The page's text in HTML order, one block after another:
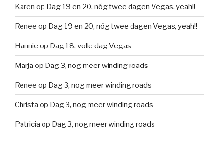
Karen op Dag 19 en 20, nóg twee dagen Vegas, yeah!!
Renee op Dag 19 en 20, nóg twee dagen Vegas, yeah!!
Hannie op Dag 18, volle dag Vegas
Marja op Dag 3, nog meer winding roads
Renee op Dag 3, nog meer winding roads
Christa op Dag 3, nog meer winding roads
Patricia op Dag 3, nog meer winding roads